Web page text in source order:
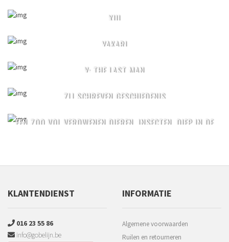
XIII
YAKARI
Y: THE LAST MAN
ZIJ SCHREVEN GESCHIEDENIS
EEN ZOO VOL VERDWENEN DIEREN, INSECTEN, DIEP IN DE
KLANTENDIENST
016 23 55 86
info@gobelijn.be
INFORMATIE
Algemene voorwaarden
Ruilen en retourneren